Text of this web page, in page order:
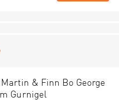
& Finn Bo George
Gurnigel